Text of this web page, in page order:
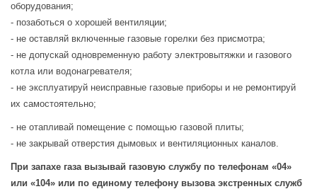
оборудования;
- позаботься о хорошей вентиляции;
- не оставляй включенные газовые горелки без присмотра;
- не допускай одновременную работу электровытяжки и газового
котла или водонагревателя;
- не эксплуатируй неисправные газовые приборы и не ремонтируй
их самостоятельно;
- не отапливай помещение с помощью газовой плиты;
- не закрывай отверстия дымовых и вентиляционных каналов.
При запахе газа вызывай газовую службу по телефонам «04»
или «104» или по единому телефону вызова экстренных служб